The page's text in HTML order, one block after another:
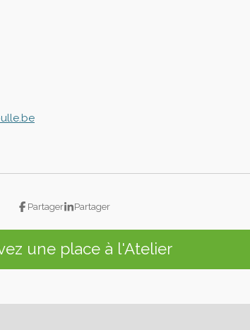
Partager Partager
une place à l'Atelier